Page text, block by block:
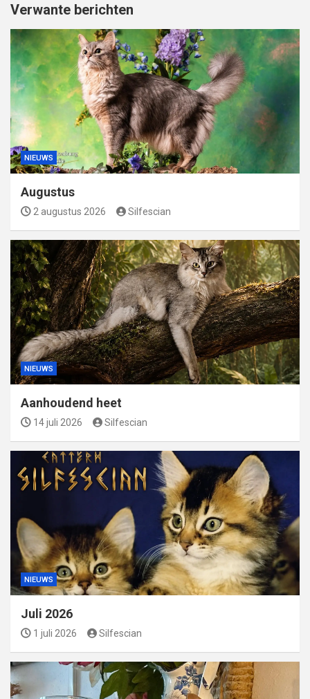
Verwante berichten
NIEUWS
Augustus
2 augustus 2026 Silfescian
NIEUWS
Aanhoudend heet
14 juli 2026 Silfescian
NIEUWS
Juli 2026
1 juli 2026 Silfescian